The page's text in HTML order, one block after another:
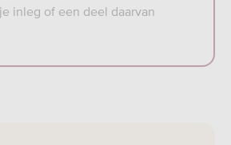
inleg of een deel daarvan